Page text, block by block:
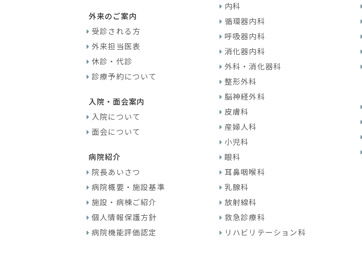
外来のご案内
受診される方
外来担当医表
休診・代診
診療予約について
入院・面会案内
入院について
面会について
病院紹介
院長あいさつ
病院概要・施設基準
施設・病棟ご紹介
個人情報保護方針
病院機能評価認定
内科
循環器内科
呼吸器内科
消化器内科
外科・消化器科
整形外科
脳神経外科
皮膚科
産婦人科
小児科
眼科
耳鼻咽喉科
乳腺科
放射線科
救急診療科
リハビリテーション科